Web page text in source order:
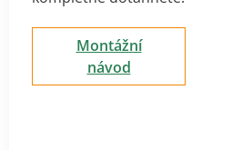
Montážní
návod